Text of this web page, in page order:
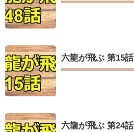
六龍が飛ぶ 第15話
六龍が飛ぶ 第24話